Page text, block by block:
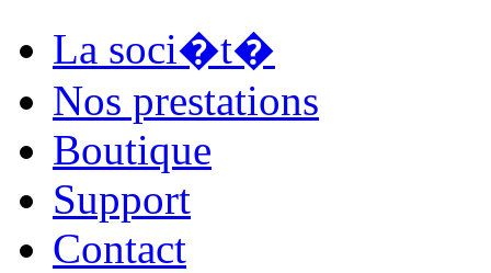
La soci�t�
Nos prestations
Boutique
Support
Contact